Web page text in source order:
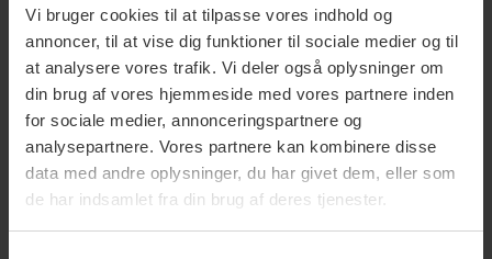
Vi bruger cookies til at tilpasse vores indhold og
annoncer, til at vise dig funktioner til sociale medier og til
at analysere vores trafik. Vi deler også oplysninger om
din brug af vores hjemmeside med vores partnere inden
for sociale medier, annonceringspartnere og
analysepartnere. Vores partnere kan kombinere disse
data med andre oplysninger, du har givet dem, eller som
de har indsamlet fra din brug af deres tjenester.
Rigtig Kaffe Organic Mixpakke 4 Varianter
799,95 DKK
Rigtig Kaffe Verdens Kaffe - 9x400g
899,95 DKK
Tilføj til kurv